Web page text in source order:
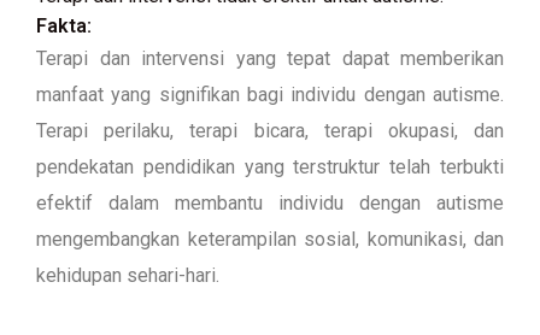
Fakta:
Terapi dan intervensi yang tepat dapat memberikan
manfaat yang signifikan bagi individu dengan autisme.
Terapi perilaku, terapi bicara, terapi okupasi, dan
pendekatan pendidikan yang terstruktur telah terbukti
efektif dalam membantu individu dengan autisme
mengembangkan keterampilan sosial, komunikasi, dan
kehidupan sehari-hari.